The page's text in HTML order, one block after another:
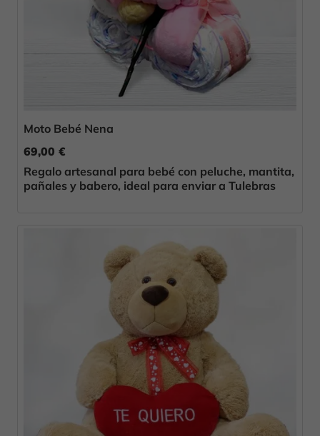
Moto Bebé Nena
69,00 €
Regalo artesanal para bebé con peluche, mantita,
pañales y babero, ideal para enviar a Tulebras